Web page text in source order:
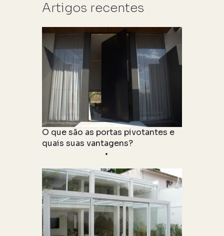
Artigos recentes
O que são as portas pivotantes e
quais suas vantagens?